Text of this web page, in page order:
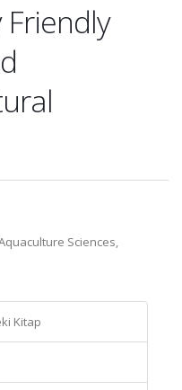
Sciences,
Kitap